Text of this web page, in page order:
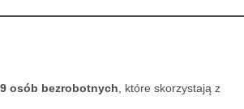
osób bezrobotnych , które skorzystają z